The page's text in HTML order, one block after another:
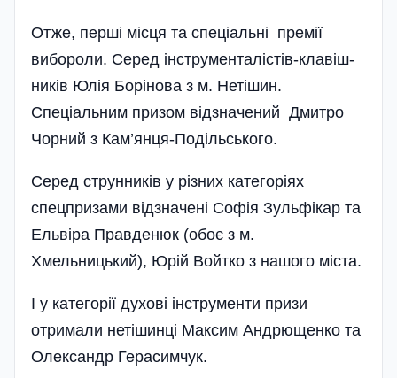
Отже, перші місця та спеці­а­льні премії
вибороли. Серед інструменталістів-клаві­ш­
ників Юлія Борі­нова з м. Не­ті­шин.
Спеціальним при­зом відзначений Дмитро
Чорний з Кам’янця-Поді­льського.
Серед струнників у різних категоріях
спецпризами відзначені Софія­ Зульфікар та
Ельвіра Правденюк (обоє з м.
Хмельницький), Юрій Войтко з нашого міста.
І у категорії духові інструменти призи
отримали нетішинці Максим Андрющенко та
Олександр Герасимчук.